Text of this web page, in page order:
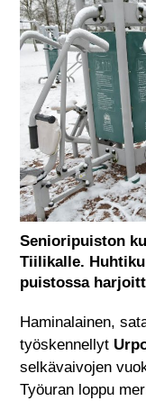
Senioripuiston
Tiilikalle.
puistossa
Haminalainen,
työskennellyt
selkävaivojen
Työuran loppu